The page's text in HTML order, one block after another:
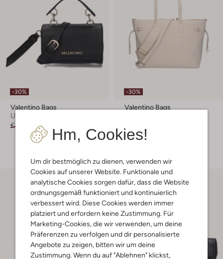
Hm, Cookies!
Um dir bestmöglich zu dienen, verwenden wir
Cookies auf unserer Website. Funktionale und
analytische Cookies sorgen dafür, dass die Website
ordnungsgemäß funktioniert und kontinuierlich
verbessert wird. Diese Cookies werden immer
platziert und erfordern keine Zustimmung. Für
Marketing-Cookies, die wir verwenden, um deine
Präferenzen zu verfolgen und dir personalisierte
Angebote zu zeigen, bitten wir um deine
Zustimmung. Wenn du auf "Ablehnen" klickst,
-30%
Valentino Bags
Umhängetasche
€ 139,99
€ 97,99
-30%
Valentino Bags
+ mehr farben